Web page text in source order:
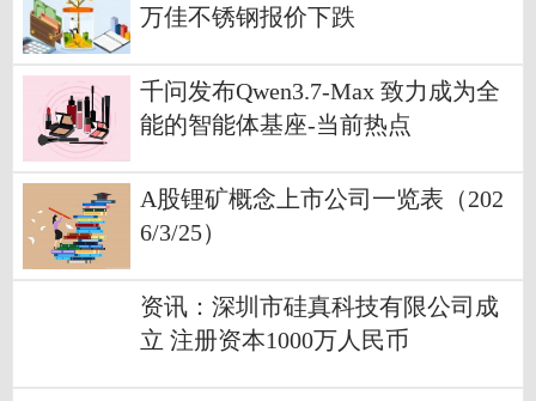
万佳不锈钢报价下跌
千问发布Qwen3.7-Max 致力成为全
能的智能体基座-当前热点
A股锂矿概念上市公司一览表（202
6/3/25）
资讯：深圳市硅真科技有限公司成
立 注册资本1000万人民币